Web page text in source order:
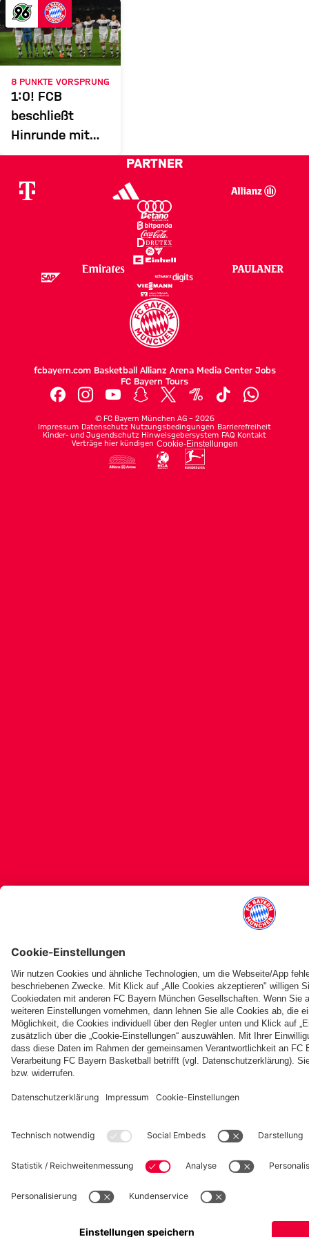
H96
Zum Spielbericht
8 PUNKTE VORSPRUNG
1:0! FCB
beschließt
Hinrunde mit
Sieg
PARTNER
fcbayern.com Basketball Allianz Arena Media Center Jobs
FC Bayern Tours
© FC Bayern München AG – 2026
Impressum Datenschutz Nutzungsbedingungen Barrierefreiheit
Kinder- und Jugendschutz Hinweisgebersystem FAQ Kontakt
Verträge hier kündigen Cookie-Einstellungen